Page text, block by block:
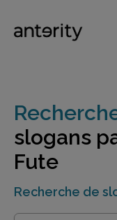
slogans
Fute
Recherche de